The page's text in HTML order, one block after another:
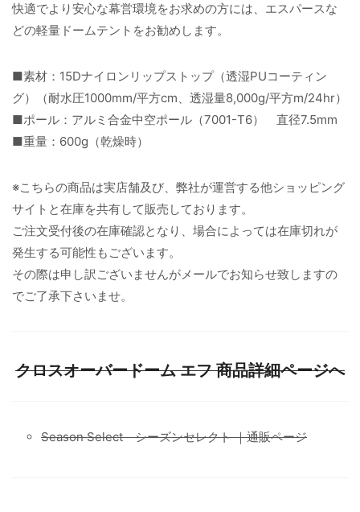
快適でより安心な幕営環境をお求めの方には、エスパースな
どの軽量ドームテントをお勧めします。
■素材：15Dナイロンリップストップ（透湿PUコーティン
グ）（耐水圧1000mm/平方cm、透湿量8,000g/平方m/24hr）
■ポール：アルミ合金中空ポール（7001-T6） 直径7.5mm
■重量：600g（乾燥時）
※こちらの商品は実店舗及び、弊社が運営する他ショッピング
サイトと在庫を共有して販売しております。
ご注文受付後の在庫確認となり、場合によっては在庫切れが
発生する可能性もございます。
その際は申し訳ございませんがメールでお知らせ致しますの
でご了承下さいませ。
クロスオーバードーム エフ 商品詳細ページへ
Season Select シーズンセレクト ｜通販ページ